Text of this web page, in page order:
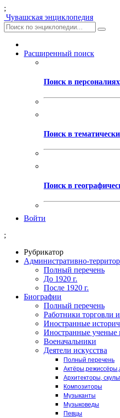
;
Чувашская энциклопедия
Расширенный поиск
Поиск в персоналиях
Поиск в
Поиск в
Войти
;
Рубрикатор
Административно-
Полный перечень
До 1920 г.
После 1920 г.
Биографии
Полный перечень
Работники торговли
Иностранные
Иностранные ученые
Военачальники
Деятели искусства
Полный перечень
Архитекторы,
Композиторы
Музыканты
Музыковеды
Певцы